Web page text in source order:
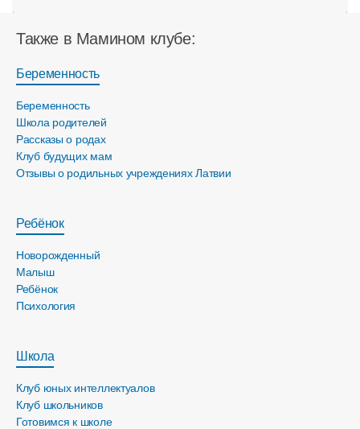
Также в Мамином клубе:
Беременность
Беременность
Школа родителей
Рассказы о родах
Клуб будущих мам
Отзывы о родильных учреждениях Латвии
Ребёнок
Новорожденный
Малыш
Ребёнок
Психология
Школа
Клуб юных интеллектуалов
Клуб школьников
Готовимся к школе